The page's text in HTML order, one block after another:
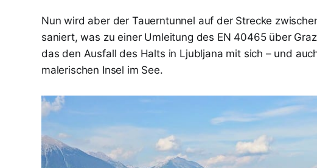
Nun wird aber der Tauerntunnel auf der Strecke
saniert, was zu einer Umleitung des EN 40465 über
das den Ausfall des Halts in Ljubljana mit sich – und
malerischen Insel im See.